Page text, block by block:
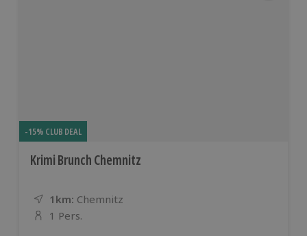
-15% CLUB DEAL
Krimi Brunch Chemnitz
1km: Entfernung
Standort
Chemnitz
Anzahl der Teilnehmer
1 Pers.